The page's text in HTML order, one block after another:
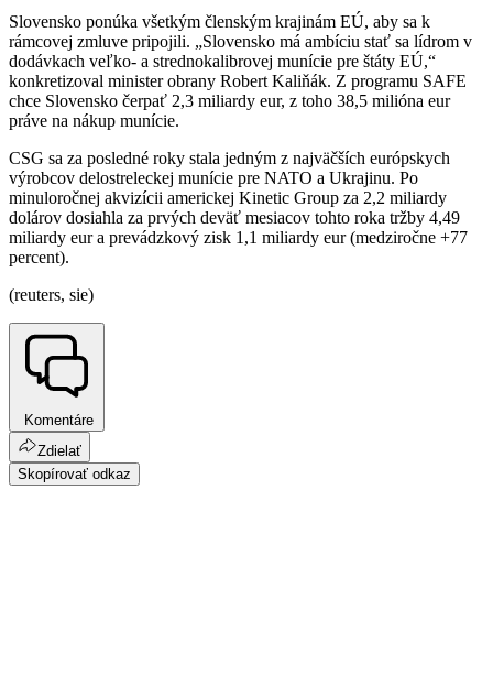
Slovensko ponúka všetkým členským krajinám EÚ, aby sa k
rámcovej zmluve pripojili. „Slovensko má ambíciu stať sa lídrom v
dodávkach veľko- a strednokalibrovej munície pre štáty EÚ,“
konkretizoval minister obrany Robert Kaliňák. Z programu SAFE
chce Slovensko čerpať 2,3 miliardy eur, z toho 38,5 milióna eur
práve na nákup munície.
CSG sa za posledné roky stala jedným z najväčších európskych
výrobcov delostreleckej munície pre NATO a Ukrajinu. Po
minuloročnej akvizícii americkej Kinetic Group za 2,2 miliardy
dolárov dosiahla za prvých deväť mesiacov tohto roka tržby 4,49
miliardy eur a prevádzkový zisk 1,1 miliardy eur (medziročne +77
percent).
(reuters, sie)
Komentáre
Zdielať
Skopírovať odkaz